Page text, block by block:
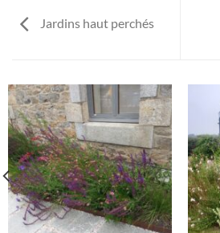
Jardins haut perchés